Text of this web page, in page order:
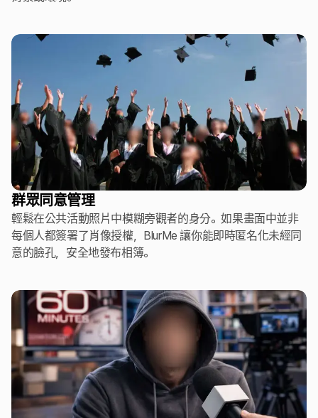
群眾同意管理
輕鬆在公共活動照片中模糊旁觀者的身分。如果畫面中並非
每個人都簽署了肖像授權，BlurMe 讓你能即時匿名化未經同
意的臉孔，安全地發布相簿。